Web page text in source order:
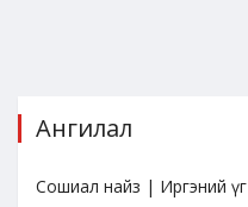
Ангилал
Сошиал найз | Иргэний үг